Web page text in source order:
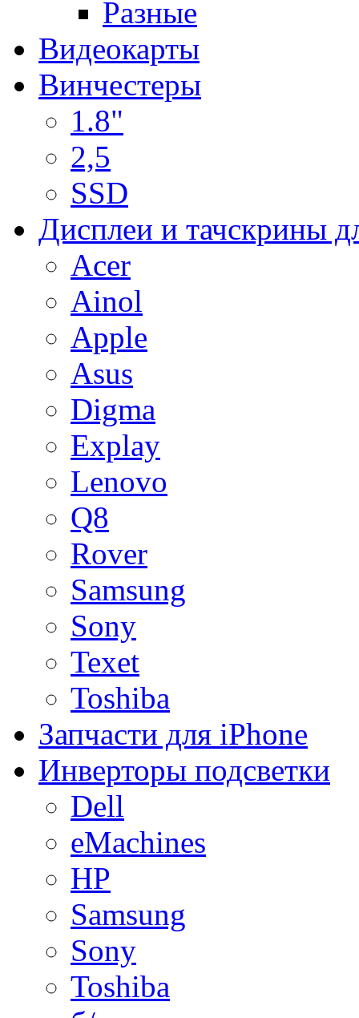
Разные
Видеокарты
Винчестеры
1.8"
2,5
SSD
Дисплеи и тачскрины
Acer
Ainol
Apple
Asus
Digma
Explay
Lenovo
Q8
Rover
Samsung
Sony
Texet
Toshiba
Запчасти для iPhone
Инверторы подсветки
Dell
eMachines
HP
Samsung
Sony
Toshiba